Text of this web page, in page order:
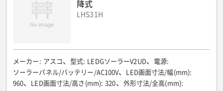
降式
LHS31H
メーカー : アスコ 型式: LEDGソーラーV2UD 電源:
ソーラーパネル/バッテリー/AC100V
LED画面寸法/幅(mm):
960
LED画面寸法/高さ(mm): 320 外形寸法/全高(mm):